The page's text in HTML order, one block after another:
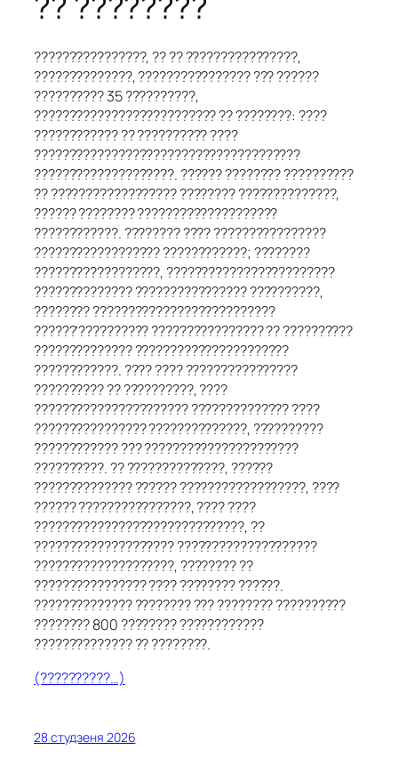
????????????????, ?? ?? ????????????????,
??????????????, ???????????????? ??? ??????
?????????? 35 ??????????,
?????????????????????????? ?? ????????: ????
???????????? ?? ?????????? ????
??????????????????????????????????????
????????????????????. ?????? ???????? ??????????
?? ?????????????????? ???????? ??????????????,
?????? ???????? ????????????????????
????????????. ???????? ???? ????????????????
?????????????????? ????????????; ????????
??????????????????, ????????????????????????
?????????????? ???????????????? ??????????,
???????? ??????????????????????????
??????'?????????? ???????????????? ?? ??????????
?????????????? ??????????????????????
????????????. ???? ???? ????????????????
?????????? ?? ??????????, ????
?????????????????????? ?????????????? ????
???????????????? ??????????????, ??????????
???????????? ??? ??????????????????????
??????????. ?? ??????????????, ??????
?????????????? ?????? ??????????????????, ????
?????? ????????????????, ???? ????
??????????????????????????????, ??
???????????????????? ????????????????????
????????????????????, ???????? ??
???????????????? ???? ???????? ??????.
?????????????? ???????? ??? ???????? ??????????
???????? 800 ???????? ????????????
?????????????? ?? ????????.
(??????????…)
28 студзеня 2026